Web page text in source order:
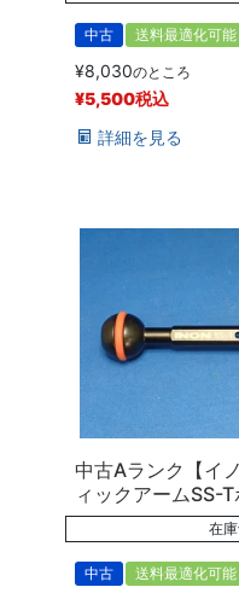
中古 送料最適化可能
¥8,030のところ
¥5,500税込
詳細を見る
中古Aランク【イ
ィックアームSS-T
在
中古 送料最適化可能